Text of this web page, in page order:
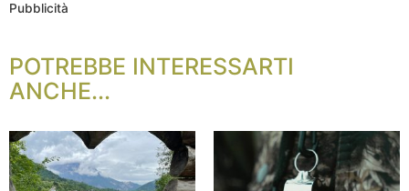
Pubblicità
POTREBBE INTERESSARTI
ANCHE...